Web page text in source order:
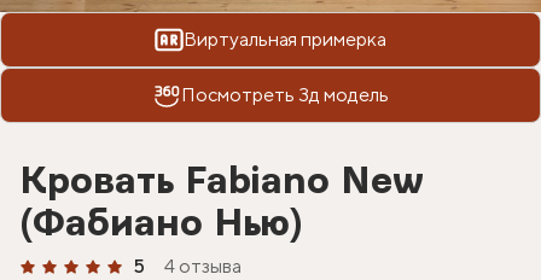
Виртуальная примерка
Посмотреть 3д модель
Кровать Fabiano New
(Фабиано Нью)
5 4 отзыва